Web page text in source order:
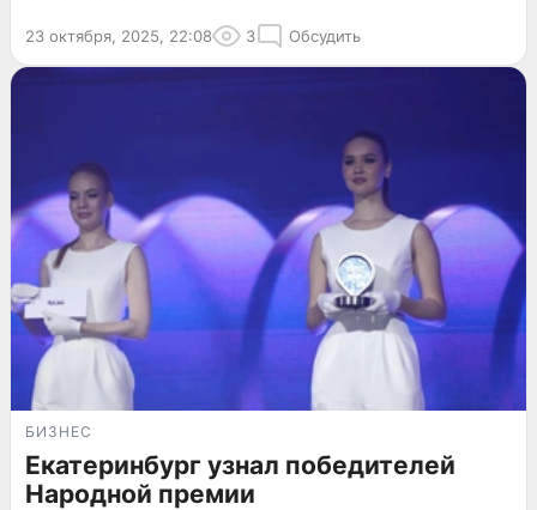
23 октября, 2025, 22:08 3 Обсудить
БИЗНЕС
Екатеринбург узнал победителей
Народной премии